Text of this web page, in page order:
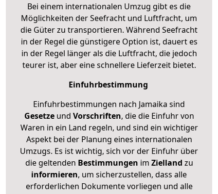
Bei einem internationalen Umzug gibt es die
Möglichkeiten der Seefracht und Luftfracht, um
die Güter zu transportieren. Während Seefracht
in der Regel die günstigere Option ist, dauert es
in der Regel länger als die Luftfracht, die jedoch
teurer ist, aber eine schnellere Lieferzeit bietet.
Einfuhrbestimmung
Einfuhrbestimmungen nach Jamaika sind
Gesetzeund Vorschriften, die die Einfuhr von
Waren in ein Land regeln, und sind ein wichtiger
Aspekt bei der Planung eines internationalen
Umzugs. Es ist wichtig, sich vor der Einfuhr über
die geltenden Bestimmungen im Zielland zu
informieren, um sicherzustellen, dass alle
erforderlichen Dokumente vorliegen und alle